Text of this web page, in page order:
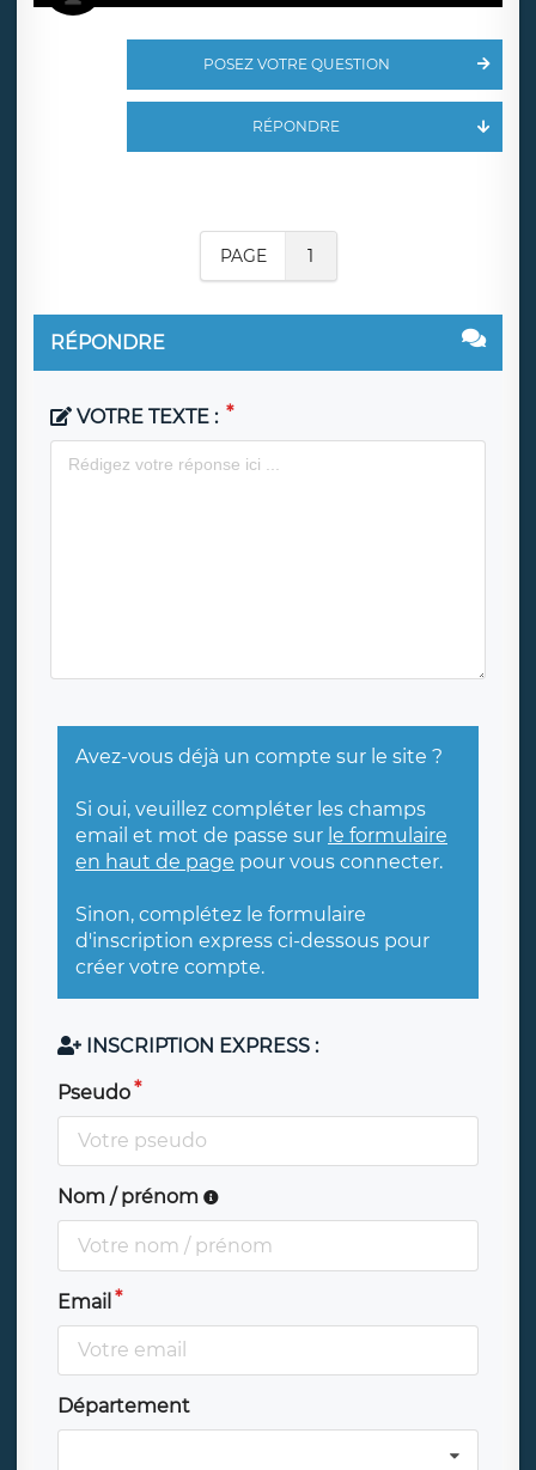
POSEZ VOTRE QUESTION
RÉPONDRE
PAGE 1
RÉPONDRE
VOTRE TEXTE :
Avez-vous déjà un compte sur le site ?
Si oui, veuillez compléter les champs
email et mot de passe sur le formulaire
en haut de page pour vous connecter.
Sinon, complétez le formulaire
d'inscription express ci-dessous pour
créer votre compte.
INSCRIPTION EXPRESS :
Pseudo
Nom / prénom
Email
Département